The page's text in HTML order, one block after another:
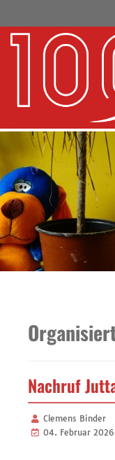
Nachruf
Clemens Binder
04. Februar 2026